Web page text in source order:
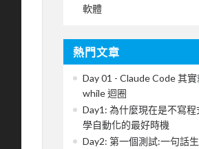
軟體
熱門文章
Day 01 - Claude Code 其
while 迴圈
Day1: 為什麼現在是不寫程
學自動化的最好時機
Day2: 第一個測試:一句話